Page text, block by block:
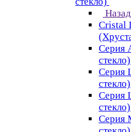
Назад
Cristal
Серия
стекло)
Серия
стекло)
Серия
стекло)
Серия